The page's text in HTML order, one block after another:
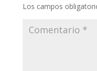
Los campos